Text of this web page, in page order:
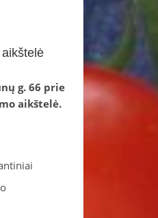
g. 66 prie
aikštelė.